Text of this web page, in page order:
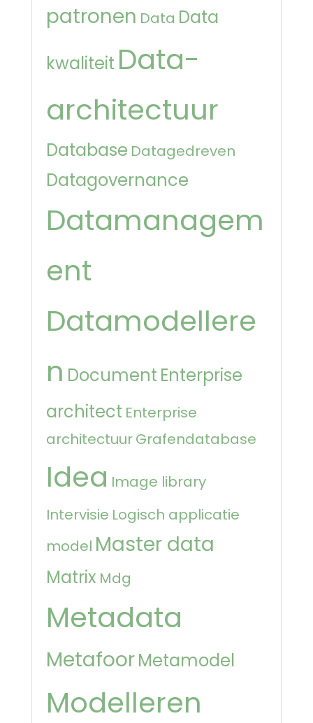
patronen Data Data
kwaliteit Data-
architectuur
Database Datagedreven
Datagovernance
Datamanagem
ent
Datamodellere
n Document Enterprise
architect Enterprise
architectuurGrafendatabase
Idea Image library
Intervisie Logisch applicatie
model Master data
Matrix Mdg
Metadata
MetafoorMetamodel
Modelleren